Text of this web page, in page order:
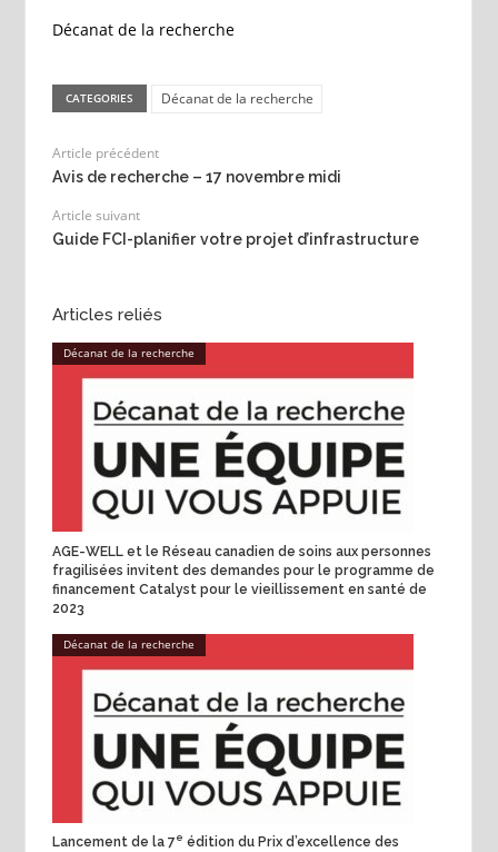
Décanat de la recherche
CATEGORIES Décanat de la recherche
Article précédent
Avis de recherche – 17 novembre midi
Article suivant
Guide FCI-planifier votre projet d’infrastructure
Articles reliés
Décanat de la recherche
AGE-WELL et le Réseau canadien de soins aux personnes
fragilisées invitent des demandes pour le programme de
financement Catalyst pour le vieillissement en santé de
2023
Décanat de la recherche
Lancement de la 7e édition du Prix d’excellence des